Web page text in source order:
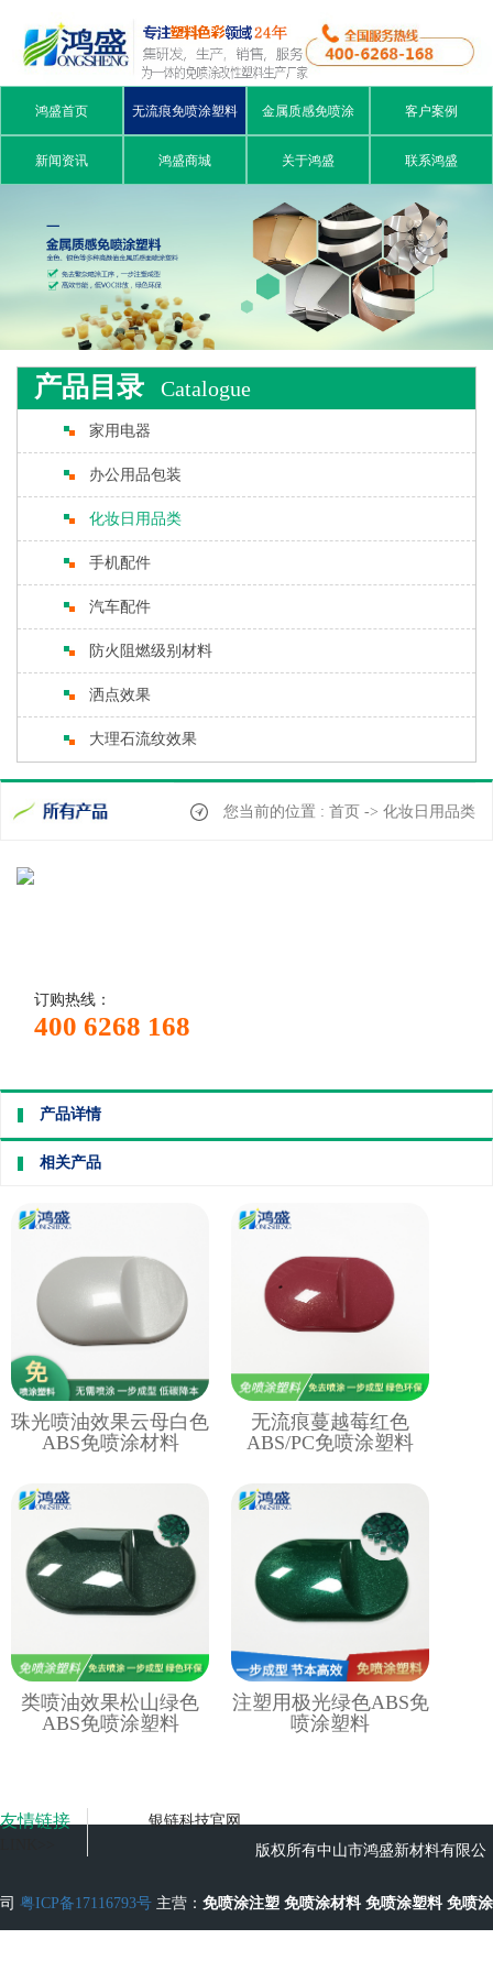
鸿盛首页 无流痕免喷涂塑料 金属质感免喷涂 客户案例
新闻资讯 鸿盛商城 关于鸿盛 联系鸿盛
产品目录 Catalogue
家用电器
办公用品包装
化妆日用品类
手机配件
汽车配件
防火阻燃级别材料
洒点效果
大理石流纹效果
您当前的位置 : 首页 -> 化妆日用品类
订购热线：
400 6268 168
产品详情
相关产品
珠光喷油效果云母白色
ABS免喷涂材料
无流痕蔓越莓红色
ABS/PC免喷涂塑料
类喷油效果松山绿色
ABS免喷涂塑料
注塑用极光绿色ABS免
喷涂塑料
友情链接
银链科技官网
版权所有中山市鸿盛新材料有限公
司 粤ICP备17116793号 主营： 免喷涂注塑 免喷涂材料 免喷涂塑料 免喷涂